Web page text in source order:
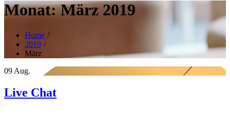
Monat:März 2019
Home
2019
März
09 Aug.
Live Chat